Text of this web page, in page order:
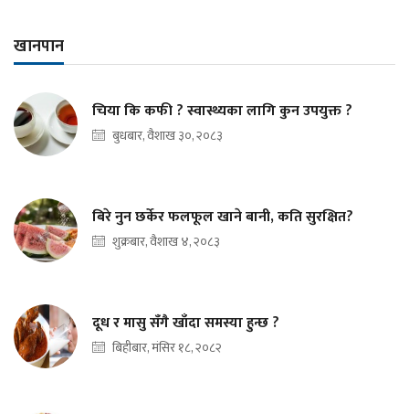
खानपान
चिया कि कफी ? स्वास्थ्यका लागि कुन उपयुक्त ?
बुधबार, वैशाख ३०, २०८३
बिरे नुन छर्केर फलफूल खाने बानी, कति सुरक्षित?
शुक्रबार, वैशाख ४, २०८३
दूध र मासु सँगै खाँदा समस्या हुन्छ ?
बिहीबार, मंसिर १८, २०८२